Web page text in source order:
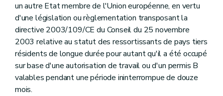
un autre Etat membre de l'Union européenne, en vertu
d'une législation ou règlementation transposant la
directive 2003/109/CE du Conseil du 25 novembre
2003 relative au statut des ressortissants de pays tiers
résidents de longue durée pour autant qu'il a été occupé
sur base d'une autorisation de travail ou d'un permis B
valables pendant une période ininterrompue de douze
mois.